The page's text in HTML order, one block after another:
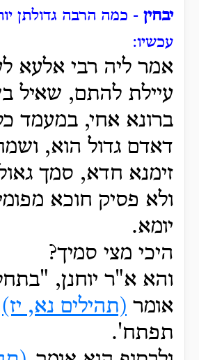
יבחין - כמה הרבה גדולתן
עכשיו:
אמר ליה רבי אלעא
עיילת להתם, שאיל
ברונא אחי, במעמד
דאדם גדול הוא,
זימנא חדא, סמך
ולא פסיק חוכא
יומא.
היכי מצי סמיך?
והא א"ר יוחנן,
אומר (תהילים נא, יז)
תפתח'.